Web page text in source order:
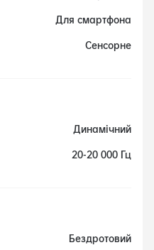
Для смартфона
Сенсорне
Динамічний
20-20 000 Гц
Бездротовий